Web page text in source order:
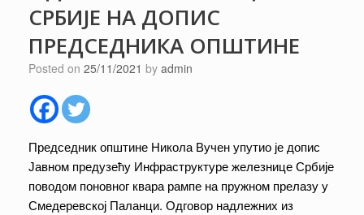
СРБИЈЕ НА ДОПИС
ПРЕДСЕДНИКА ОПШТИНЕ
Posted on 25/11/2021 by admin
Председник општине Никола Вучен упутио је допис
Јавном предузећу Инфраструктуре железнице Србије
поводом поновног квара рампе на пружном прелазу у
Смедеревској Паланци. Одговор надлежних из